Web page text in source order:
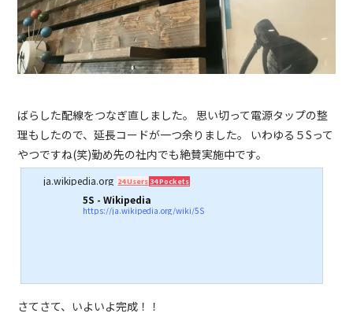
ばらした配線をつなぎ直しました。 思い切って電源タップの整
理もしたので、延長コードが一つ余りました。 いわゆる５Sって
やつですね(笑)勤め先の社内でも絶賛実施中です。
ja.wikipedia.org 24 Users 34 Pockets
5S - Wikipedia
https://ja.wikipedia.org/wiki/5S
さてさて、いよいよ完成！！